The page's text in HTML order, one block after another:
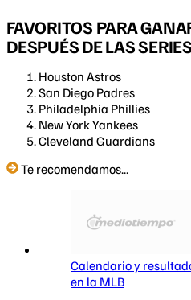
FAVORITOS PARA
DESPUÉS DE LAS
Houston Astros
San Diego Padres
Philadelphia Phillies
New York Yankees
Cleveland Guardians
Te recomendamos...
Calendario y
en la MLB